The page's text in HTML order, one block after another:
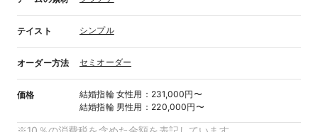
テイスト シンプル
オーダー方法 セミオーダー
価格 結婚指輪 女性用 ： 231,000円〜
結婚指輪 男性用 ： 220,000円〜